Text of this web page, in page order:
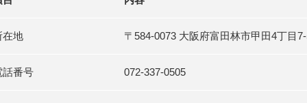
在地 〒584-0073 大阪府富田林市甲田4丁目
話番号 072-337-0505